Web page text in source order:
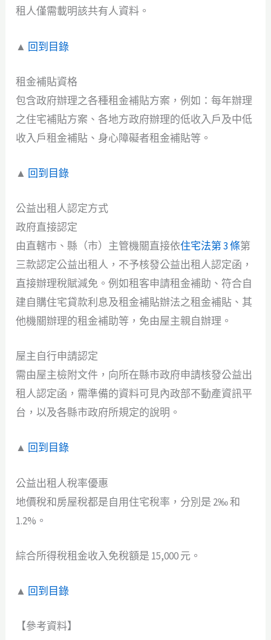
租人僅需載明該共有人資料。
▲ 回到目錄
租金補貼資格
包含政府辦理之各種租金補貼方案，例如：每年辦理
之住宅補貼方案、各地方政府辦理的低收入戶及中低
收入戶租金補貼、身心障礙者租金補貼等。
▲ 回到目錄
公益出租人認定方式
政府直接認定
由直轄市、縣（市）主管機關直接依住宅法第 3 條第
三款認定公益出租人，不予核發公益出租人認定函，
直接辦理稅賦減免。例如租客申請租金補助、符合自
建自購住宅貸款利息及租金補貼辦法之租金補貼、其
他機關辦理的租金補助等，免由屋主親自辦理。
屋主自行申請認定
需由屋主檢附文件，向所在縣市政府申請核發公益出
租人認定函，需準備的資料可見內政部不動產資訊平
台，以及各縣市政府所規定的說明。
▲ 回到目錄
公益出租人稅率優惠
地價稅和房屋稅都是自用住宅稅率，分別是 2‰ 和
1.2%。
綜合所得稅租金收入免稅額是 15,000 元。
▲ 回到目錄
【參考資料】